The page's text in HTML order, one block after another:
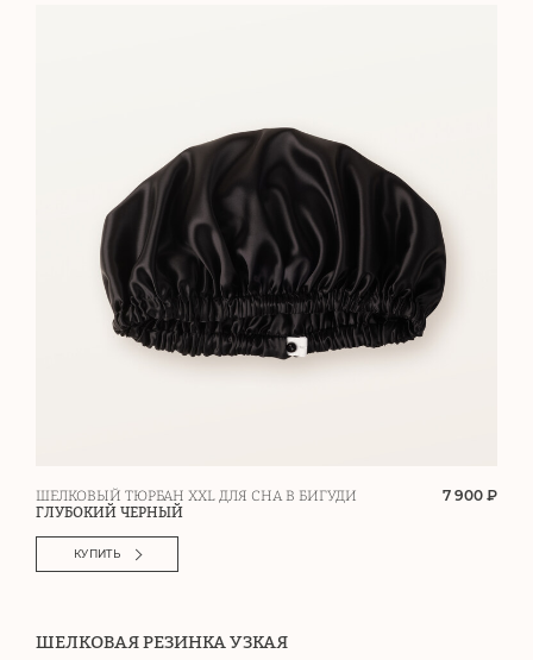
ШЕЛКОВЫЙ ТЮРБАН XXL ДЛЯ СНА В БИГУДИ
ГЛУБОКИЙ ЧЕРНЫЙ
7 900 ₽
КУПИТЬ
ШЕЛКОВАЯ РЕЗИНКА УЗКАЯ